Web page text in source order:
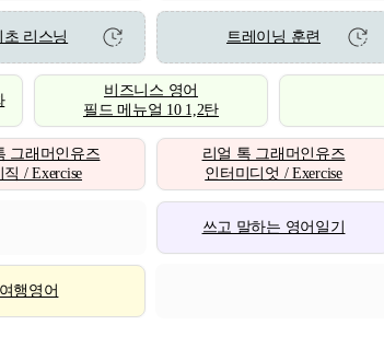
초 리스닝 트레이닝 훈련
비즈니스 영어
필드 메뉴얼 10 1,2탄
그래머인유즈
/ Exercise
리얼 톡 그래머인유즈
인터미디엇 / Exercise
쓰고 말하는 영어일기
여행영어